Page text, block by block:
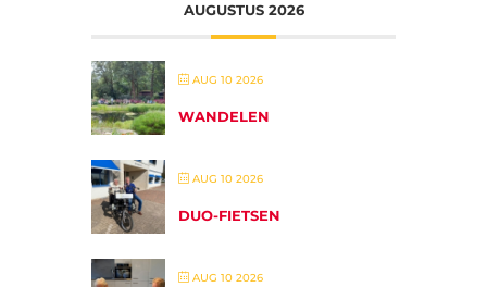
AUGUSTUS 2026
AUG 10 2026
WANDELEN
AUG 10 2026
DUO-FIETSEN
AUG 10 2026